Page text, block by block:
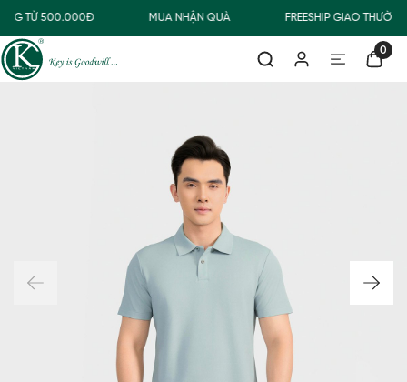
TỪ 500.000Đ MUA NHẬN QUÀ FREESHIP GIAO
0